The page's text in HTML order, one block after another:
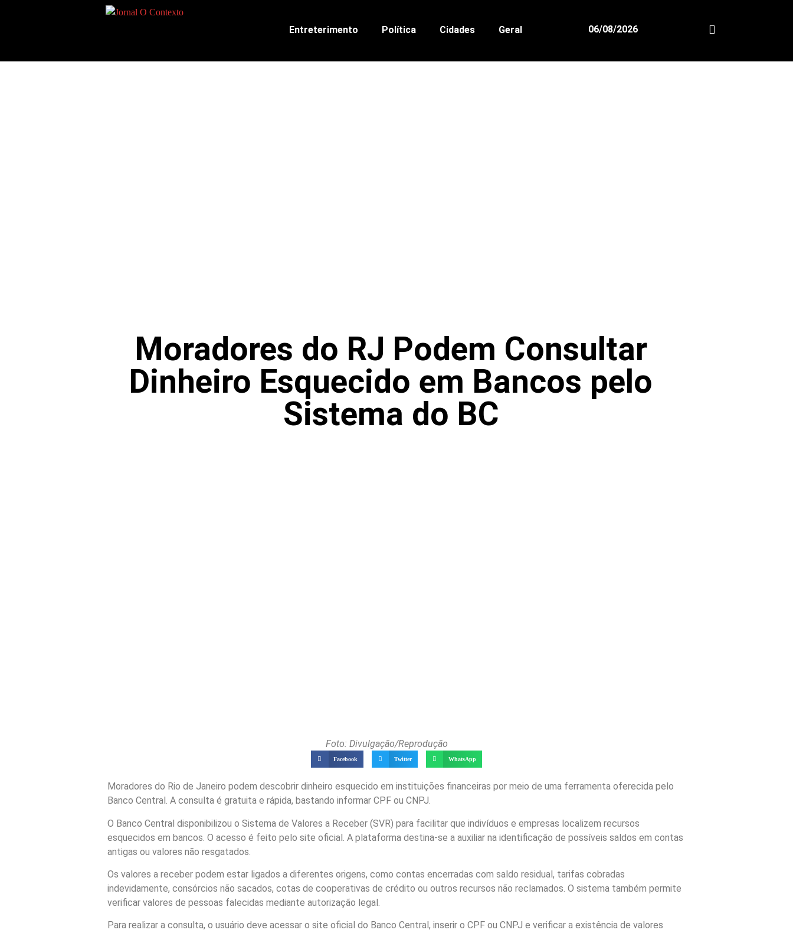
Entreterimento Política Cidades Geral 06/08/2026
Moradores do RJ Podem Consultar
Dinheiro Esquecido em Bancos pelo
Sistema do BC
Foto: Divulgação/Reprodução
Facebook Twitter WhatsApp
Moradores do Rio de Janeiro podem descobrir dinheiro esquecido em instituições financeiras por meio de uma ferramenta oferecida pelo
Banco Central. A consulta é gratuita e rápida, bastando informar CPF ou CNPJ.
O Banco Central disponibilizou o Sistema de Valores a Receber (SVR) para facilitar que indivíduos e empresas localizem recursos
esquecidos em bancos. O acesso é feito pelo site oficial. A plataforma destina-se a auxiliar na identificação de possíveis saldos em contas
antigas ou valores não resgatados.
Os valores a receber podem estar ligados a diferentes origens, como contas encerradas com saldo residual, tarifas cobradas
indevidamente, consórcios não sacados, cotas de cooperativas de crédito ou outros recursos não reclamados. O sistema também permite
verificar valores de pessoas falecidas mediante autorização legal.
Para realizar a consulta, o usuário deve acessar o site oficial do Banco Central, inserir o CPF ou CNPJ e verificar a existência de valores